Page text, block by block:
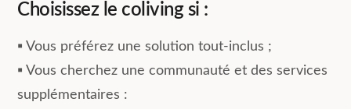
Choisissez le coliving si :
▪︎ Vous préférez une solution tout-inclus ;
▪︎ Vous cherchez une communauté et des services
supplémentaires :